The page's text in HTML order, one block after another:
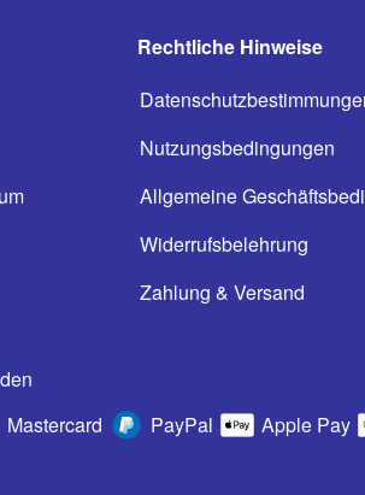
Rechtliche Hinweise
Nutzungsbedingungen
Allgemeine
Widerrufsbelehrung
Zahlung & Versand
Mastercard
PayPal Apple Pay